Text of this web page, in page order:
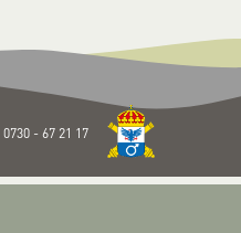
0730 - 67 21 17